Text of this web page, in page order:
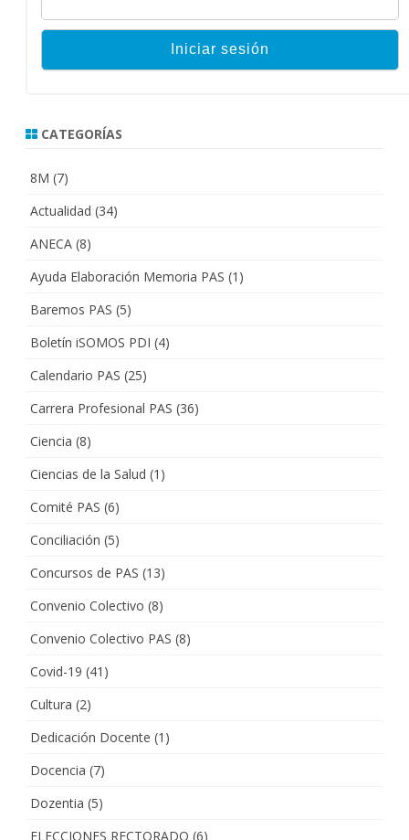
CATEGORÍAS
8M (7)
Actualidad (34)
ANECA (8)
Ayuda Elaboración Memoria PAS (1)
Baremos PAS (5)
Boletín iSOMOS PDI (4)
Calendario PAS (25)
Carrera Profesional PAS (36)
Ciencia (8)
Ciencias de la Salud (1)
Comité PAS (6)
Conciliación (5)
Concursos de PAS (13)
Convenio Colectivo (8)
Convenio Colectivo PAS (8)
Covid-19 (41)
Cultura (2)
Dedicación Docente (1)
Docencia (7)
Dozentia (5)
ELECCIONES RECTORADO (6)